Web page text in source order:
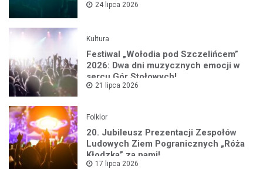
24 lipca 2026
Kultura
Festiwal „Wołodia pod Szczelińcem”
2026: Dwa dni muzycznych emocji w
sercu Gór Stołowych!
21 lipca 2026
Folklor
20. Jubileusz Prezentacji Zespołów
Ludowych Ziem Pogranicznych „Róża
Kłodzka” za nami!
17 lipca 2026